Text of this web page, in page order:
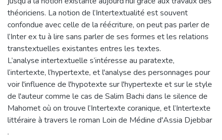
théoriciens. La notion de l’Intertextualité est souvent
confondue avec celle de la réécriture, on peut pas parler de
l’Inter ex tu à lire sans parler de ses formes et les relations
transtextuelles existantes entres les textes.
L’analyse intertextuelle s’intéresse au paratexte,
l’intertexte, l’hypertexte, et l'analyse des personnages pour
voir l'influence de l'hypotexte sur l'hypertexte et sur le style
de l'auteur comme le cas de Salim Bachi dans le silence de
Mahomet où on trouve l’Intertexte coranique, et l’Intertexte
littéraire à travers le roman Loin de Médine d'Assia Djebbar
.